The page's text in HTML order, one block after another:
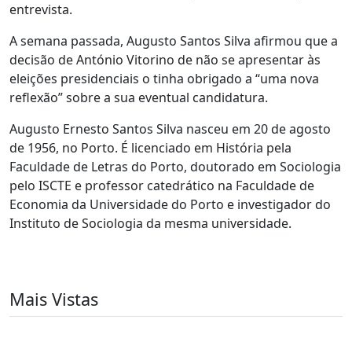
entrevista.
A semana passada, Augusto Santos Silva afirmou que a
decisão de António Vitorino de não se apresentar às
eleições presidenciais o tinha obrigado a “uma nova
reflexão” sobre a sua eventual candidatura.
Augusto Ernesto Santos Silva nasceu em 20 de agosto
de 1956, no Porto. É licenciado em História pela
Faculdade de Letras do Porto, doutorado em Sociologia
pelo ISCTE e professor catedrático na Faculdade de
Economia da Universidade do Porto e investigador do
Instituto de Sociologia da mesma universidade.
Mais Vistas